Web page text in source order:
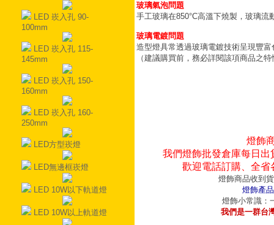
LED 崁入孔 90-
100mm
LED 崁入孔 115-
145mm
LED 崁入孔 150-
160mm
LED 崁入孔 160-
250mm
LED方型崁燈
LED無邊框崁燈
LED 10W以下軌道燈
LED 10W以上軌道燈
玻璃氣泡問題
手工玻璃在850°C高溫下燒製，玻璃
玻璃電鍍問題
造型燈具常透過玻璃電鍍技術呈現豐
（建議購買前，務必詳閱該項商品之
燈飾
我們燈飾批發倉庫每日
歡迎電話訂購、全
燈飾商品收到
燈飾產
燈飾小常識：
我們是一群台